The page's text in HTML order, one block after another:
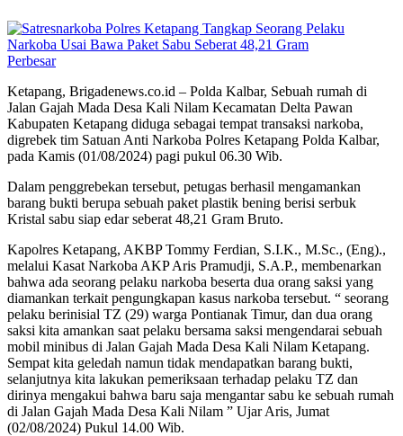
Perbesar
Ketapang, Brigadenews.co.id – Polda Kalbar, Sebuah rumah di
Jalan Gajah Mada Desa Kali Nilam Kecamatan Delta Pawan
Kabupaten Ketapang diduga sebagai tempat transaksi narkoba,
digrebek tim Satuan Anti Narkoba Polres Ketapang Polda Kalbar,
pada Kamis (01/08/2024) pagi pukul 06.30 Wib.
Dalam penggrebekan tersebut, petugas berhasil mengamankan
barang bukti berupa sebuah paket plastik bening berisi serbuk
Kristal sabu siap edar seberat 48,21 Gram Bruto.
Kapolres Ketapang, AKBP Tommy Ferdian, S.I.K., M.Sc., (Eng).,
melalui Kasat Narkoba AKP Aris Pramudji, S.A.P., membenarkan
bahwa ada seorang pelaku narkoba beserta dua orang saksi yang
diamankan terkait pengungkapan kasus narkoba tersebut. “ seorang
pelaku berinisial TZ (29) warga Pontianak Timur, dan dua orang
saksi kita amankan saat pelaku bersama saksi mengendarai sebuah
mobil minibus di Jalan Gajah Mada Desa Kali Nilam Ketapang.
Sempat kita geledah namun tidak mendapatkan barang bukti,
selanjutnya kita lakukan pemeriksaan terhadap pelaku TZ dan
dirinya mengakui bahwa baru saja mengantar sabu ke sebuah rumah
di Jalan Gajah Mada Desa Kali Nilam ” Ujar Aris, Jumat
(02/08/2024) Pukul 14.00 Wib.